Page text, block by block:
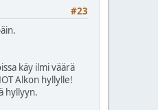
#23
käy ilmi väärä
Alkon hyllylle!
hyllyyn.